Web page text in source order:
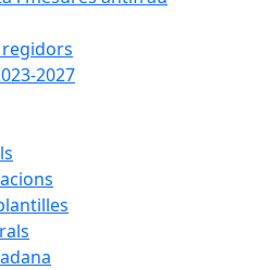
2027